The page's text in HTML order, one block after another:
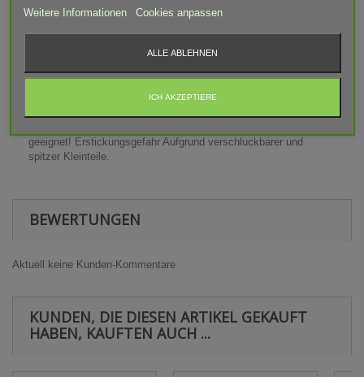
Lieferumfang: 1 Rind
geeignet! Erstickungsgefahr Aufgrund verschluckbarer und
spitzer Kleinteile.
BEWERTUNGEN
Aktuell keine Kunden-Kommentare
KUNDEN, DIE DIESEN ARTIKEL GEKAUFT
HABEN, KAUFTEN AUCH ...
Weitere Informationen Cookies anpassen
ALLE ABLEHNEN
ICH AKZEPTIERE